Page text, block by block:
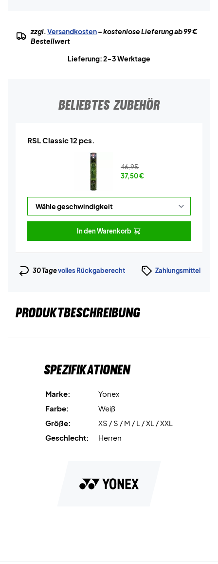
zzgl.Versandkosten– kostenlose Lieferung ab 99 €
Bestellwert
Lieferung: 2-3 Werktage
BELIEBTES ZUBEHÖR
RSL Classic 12 pcs.
46,95
37,50€
In den Warenkorb
30 Tagevolles Rückgaberecht Zahlungsmittel
PRODUKTBESCHREIBUNG
Spezifikationen
Marke:
Yonex
Farbe:
Weiß
Größe:
XS / S / M / L / XL / XXL
Geschlecht:
Herren